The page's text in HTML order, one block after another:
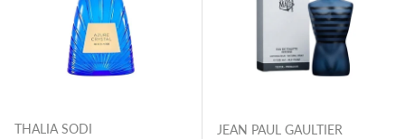
THALIA SODI JEAN PAUL GAULTIER